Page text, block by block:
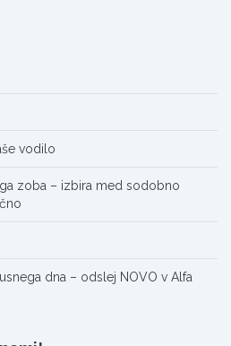
vodilo
zoba – izbira med sodobno
dna – odslej NOVO v Alfa